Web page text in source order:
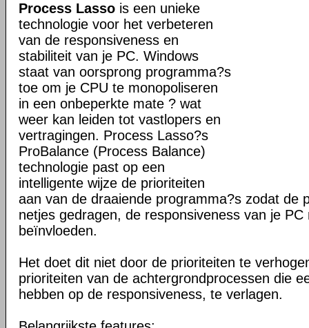
Process Lasso is een unieke
technologie voor het verbeteren
van de responsiveness en
stabiliteit van je PC. Windows
staat van oorsprong programma?s
toe om je CPU te monopoliseren
in een onbeperkte mate ? wat
weer kan leiden tot vastlopers en
vertragingen. Process Lasso?s
ProBalance (Process Balance)
technologie past op een
intelligente wijze de prioriteiten
aan van de draaiende programma?s zodat de
netjes gedragen, de responsiveness van je PC
beïnvloeden.
Het doet dit niet door de prioriteiten te
prioriteiten van de achtergrondprocessen die
hebben op de responsiveness, te verlagen.